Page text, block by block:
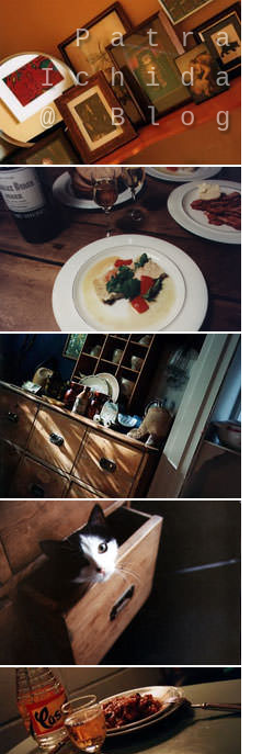
Patra
Ichida
@ Blog
引退したスタイリストの隠居ブログ